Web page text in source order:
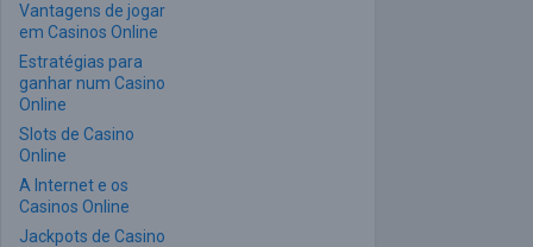
Vantagens de jogar
em Casinos Online
Estratégias para
ganhar num Casino
Online
Slots de Casino
Online
A Internet e os
Casinos Online
Jackpots de Casino